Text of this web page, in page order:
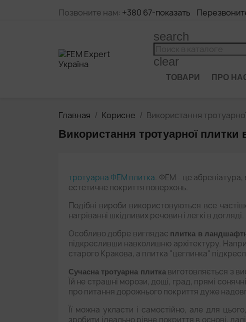
Позвоните нам: +380 67
search
clear
ТОВАРИ ПРО
Главная Корисне Використання
Використання тротуарної
тротуарна ФЕМ плитка. ФЕМ - це абревіатура,
естетичне покриття поверхонь.
Подібні вироби використовуються все
нагріванні шкідливих речовин і легкі в догляді.
Особливо добре виглядає плитка в
підкресливши навколишню архітектуру.
старого Кракова, а плитка "цеглинка"
Сучасна тротуарна плиткавиготовляється з
Їй не страшні морози, дощі, град, прямі
про питання дорожнього покриття дуже
Її можна укласти і самостійно, але для
зробити ідеально рівне покриття в основі,